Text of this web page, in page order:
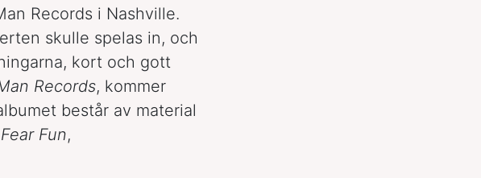
Records i Nashville.
skulle spelas in, och
kort och gott
Records, kommer
består av material
Fear Fun,